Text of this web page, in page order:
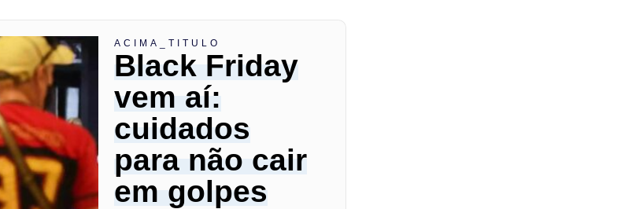
ACIMA_TITULO
Black Friday
vem aí:
cuidados
para não cair
em golpes